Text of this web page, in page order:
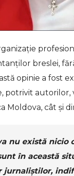
breslei,
opinie a fost
potrivit
Moldova, cât și
nu există
în această